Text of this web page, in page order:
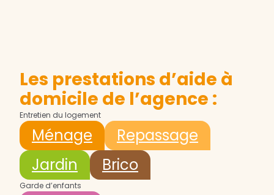
Les prestations d’aide à
domicile de l’agence :
Entretien du logement
Ménage
Repassage
Jardin
Brico
Garde d’enfants